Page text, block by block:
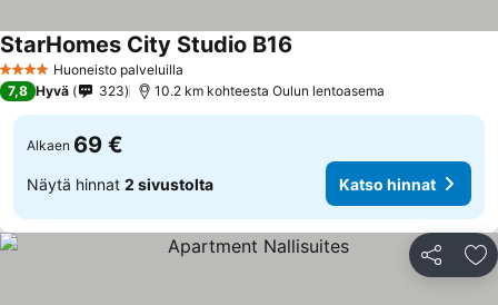
4 TähtiluokitusHuoneisto palveluilla
StarHomes City Studio B16
7,8 Hyvä 323 10.2 km kohteesta Oulun lentoasema
Alkaen 69 €
Näytä hinnat 2 sivustolta Katso hinnat
Jaa